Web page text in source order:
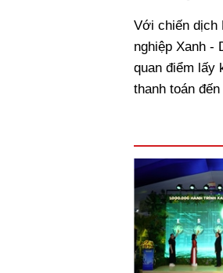
Với chiến dịch
nghiệp Xanh -
quan điểm lấy
thanh toán